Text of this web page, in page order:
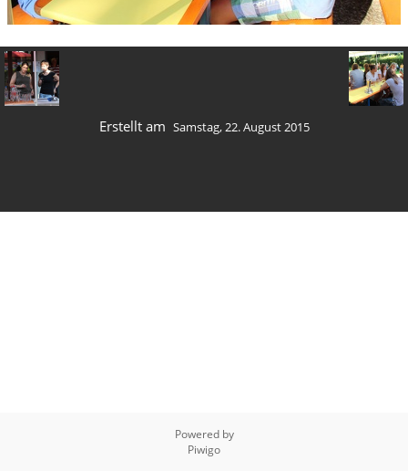
Erstellt am Samstag, 22. August 2015
Powered by
Piwigo